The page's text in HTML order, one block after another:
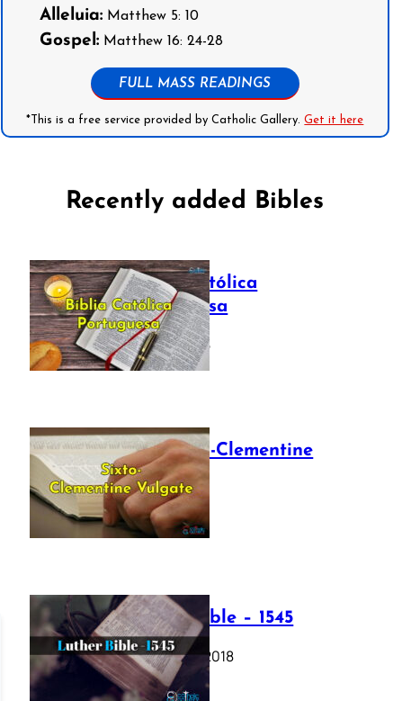
Alleluia:Matthew 5: 10
Gospel:Matthew 16: 24-28
FULL MASS READINGS
*This is a free service provided by Catholic Gallery.Get it here
Recently added Bibles
Bíblia Católica
Portuguesa
July 16, 2025
The Sixto-Clementine
Vulgate
July 12, 2025
Luther Bible – 1545
October 17, 2018